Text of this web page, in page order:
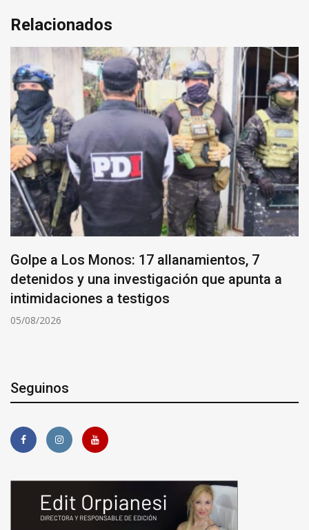
Relacionados
Golpe a Los Monos: 17 allanamientos, 7
detenidos y una investigación que apunta a
intimidaciones a testigos
05/08/2026
Seguinos